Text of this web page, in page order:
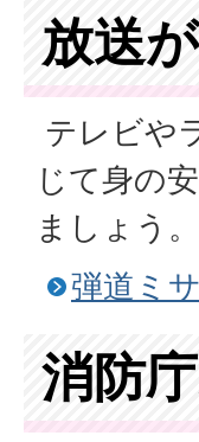
放送
テレビや
じて身の
ましょう。
弾道ミ
消防